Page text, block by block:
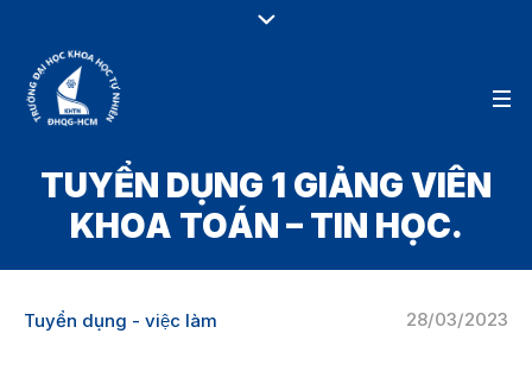
TUYỂN DỤNG 1 GIẢNG VIÊN
KHOA TOÁN – TIN HỌC.
28/03/2023
Tuyển dụng - việc làm